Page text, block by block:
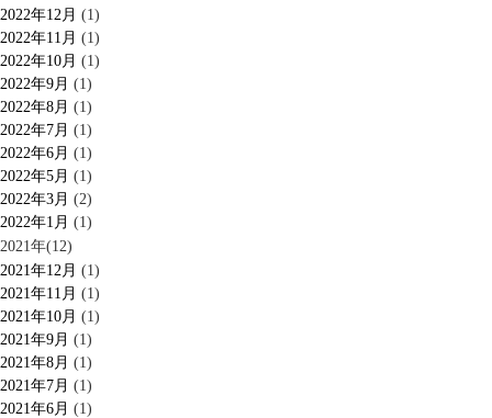
2022年12月 (1)
2022年11月 (1)
2022年10月 (1)
2022年9月 (1)
2022年8月 (1)
2022年7月 (1)
2022年6月 (1)
2022年5月 (1)
2022年3月 (2)
2022年1月 (1)
2021年(12)
2021年12月 (1)
2021年11月 (1)
2021年10月 (1)
2021年9月 (1)
2021年8月 (1)
2021年7月 (1)
2021年6月 (1)